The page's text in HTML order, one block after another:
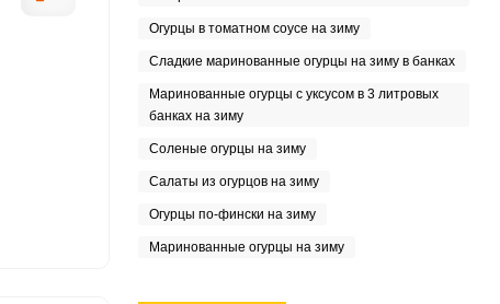
Огурцы в томатном соусе на зиму
Сладкие маринованные огурцы на зиму в банках
Маринованные огурцы с уксусом в 3 литровых
банках на зиму
Соленые огурцы на зиму
Салаты из огурцов на зиму
Огурцы по-фински на зиму
Маринованные огурцы на зиму